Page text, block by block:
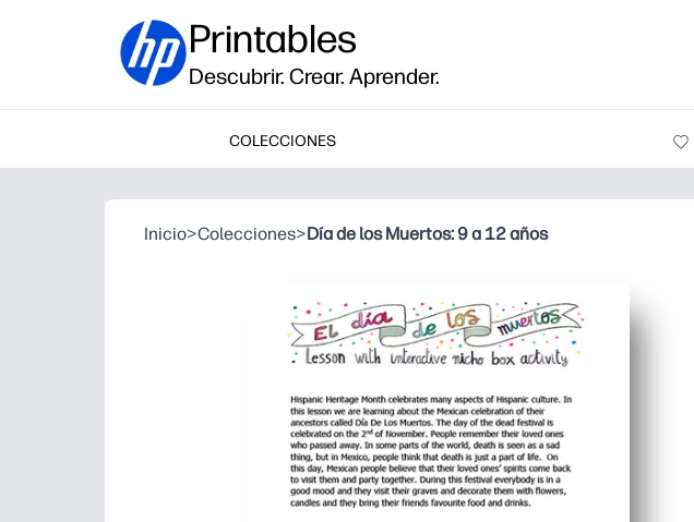
Printables
Descubrir. Crear. Aprender.
COLECCIONES
Inicio>Colecciones>Día de los Muertos: 9 a 12 años